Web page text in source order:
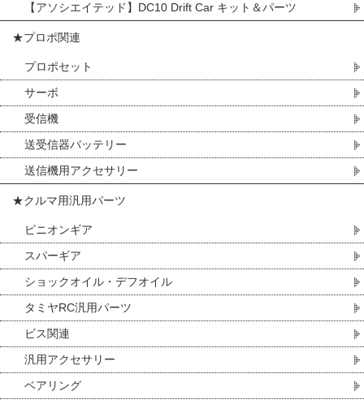
【アソシエイテッド】DC10 Drift Car キット＆パーツ
★プロポ関連
プロポセット
サーボ
受信機
送受信器バッテリー
送信機用アクセサリー
★クルマ用汎用パーツ
ピニオンギア
スパーギア
ショックオイル・デフオイル
タミヤRC汎用パーツ
ビス関連
汎用アクセサリー
ベアリング